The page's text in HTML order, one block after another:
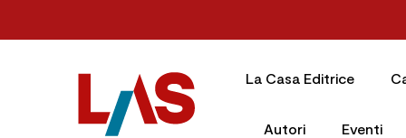
La Casa Editrice
Autori Eventi